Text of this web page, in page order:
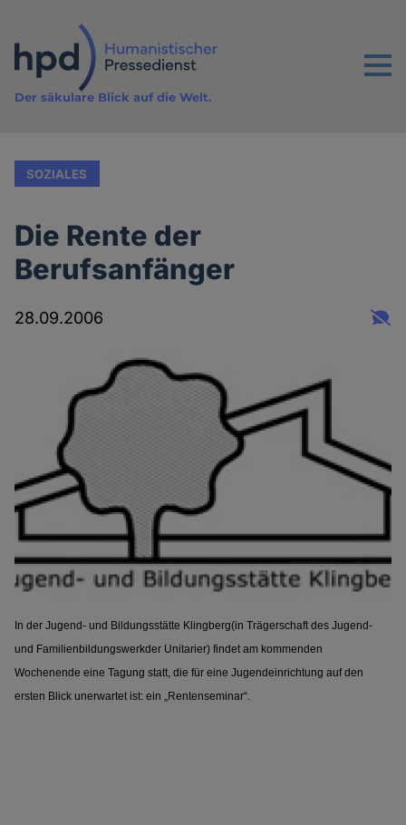
Inhalt
Menu
Der säkulare Blick auf die Welt.
SOZIALES
Die Rente der
Berufsanfänger
28.09.2006
In der Jugend- und Bildungsstätte Klingberg(in Trägerschaft des Jugend-
und Familienbildungswerkder Unitarier) findet am kommenden
Wochenende eine Tagung statt, die für eine Jugendeinrichtung auf den
ersten Blick unerwartet ist: ein „Rentenseminar“.